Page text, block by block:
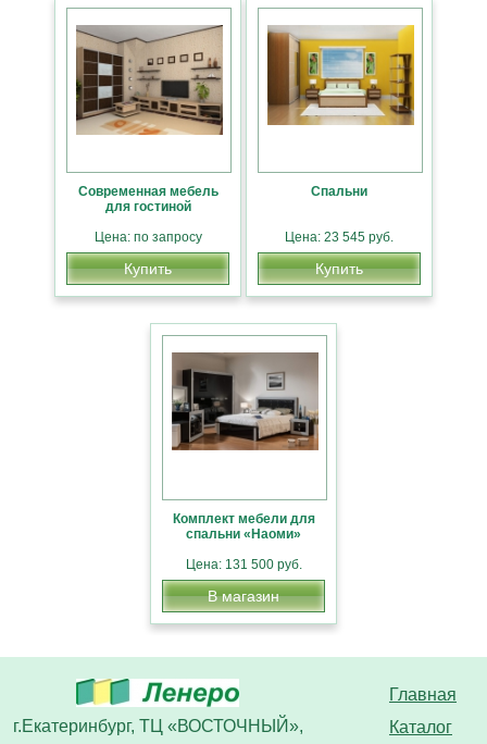
Современная мебель
для гостиной
Цена: по запросу
Купить
Спальни
Цена: 23 545 руб.
Купить
Комплект мебели для
спальни «Наоми»
Цена: 131 500 руб.
В магазин
Главная
Каталог
г.Екатеринбург, ТЦ «ВОСТОЧНЫЙ»,